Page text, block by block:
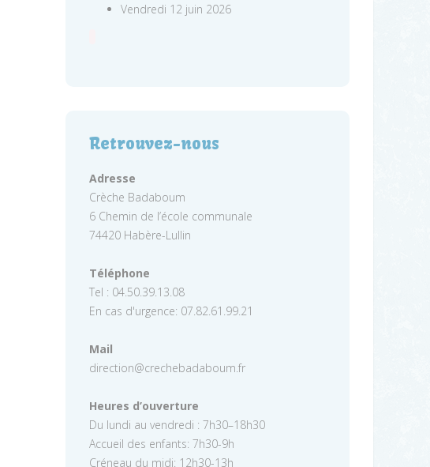
Vendredi 12 juin 2026
Retrouvez-nous
Adresse
Crèche Badaboum
6 Chemin de l’école communale
74420 Habère-Lullin
Téléphone
Tel : 04.50.39.13.08
En cas d'urgence: 07.82.61.99.21
Mail
direction@crechebadaboum.fr
Heures d’ouverture
Du lundi au vendredi : 7h30–18h30
Accueil des enfants: 7h30-9h
Créneau du midi: 12h30-13h